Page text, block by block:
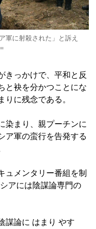
軍に射殺された」と訴え
っかけで、平和と反
と袂を分かつことにな
りに残念である。
染まり、親プーチンに
ア軍の蛮行を告発する
メンタリー番組を制
アには陰謀論専門の
謀論に はまり やす